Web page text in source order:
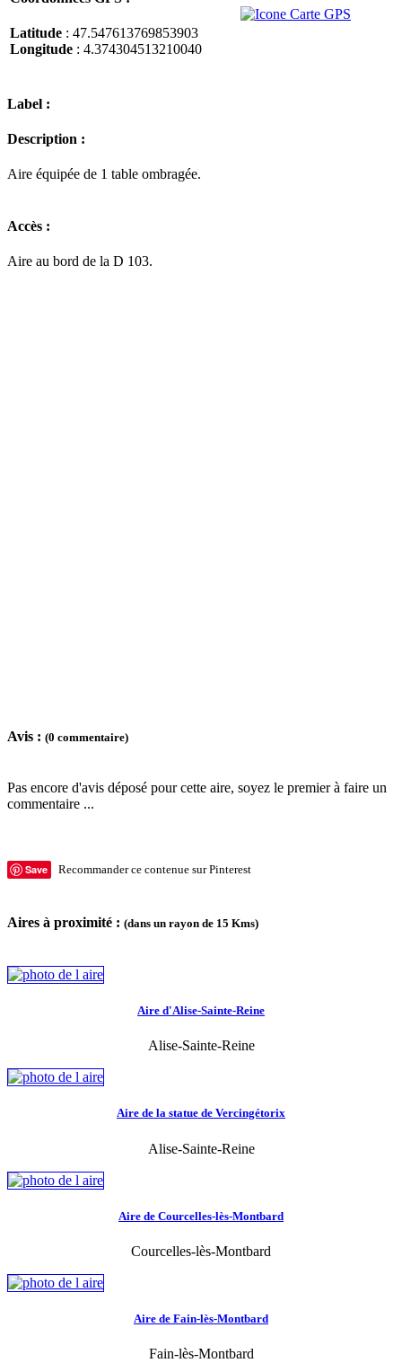
Latitude : 47.547613769853903
Longitude : 4.374304513210040
Label :
Description :
Aire équipée de 1 table ombragée.
Accès :
Aire au bord de la D 103.
Avis : (0 commentaire)
Pas encore d'avis déposé pour cette aire, soyez le premier à faire un
commentaire ...
Save Recommander ce contenue sur Pinterest
Aires à proximité : (dans un rayon de 15 Kms)
Aire d'Alise-Sainte-Reine
Alise-Sainte-Reine
Aire de la statue de Vercingétorix
Alise-Sainte-Reine
Aire de Courcelles-lès-Montbard
Courcelles-lès-Montbard
Aire de Fain-lès-Montbard
Fain-lès-Montbard